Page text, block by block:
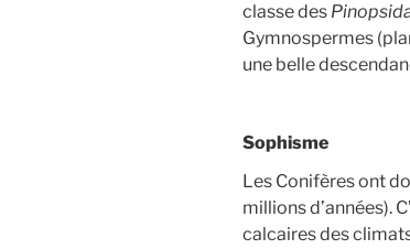
classe des
Gymnospermes
une belle
Sophisme
Les Conifères ont
millions d’années).
calcaires des